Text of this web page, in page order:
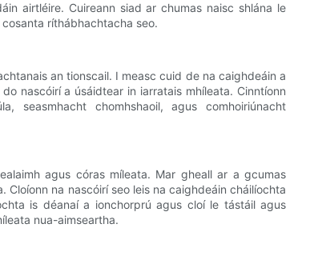
airtléire. Cuireann siad ar chumas naisc shlána le
ríthábhachtacha seo.
an tionscail. I measc cuid de na caighdeáin a
nascóirí a úsáidtear in iarratais mhíleata. Cinntíonn
chomhshaoil, agus comhoiriúnacht
agus córas míleata. Mar gheall ar a gcumas
na nascóirí seo leis na caighdeáin cháilíochta
is déanaí a ionchorprú agus cloí le tástáil agus
nua-aimseartha.